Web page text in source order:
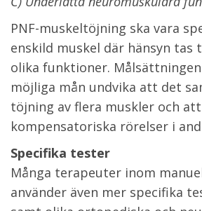
PNF-muskeltöjning ska vara
enskild muskel där hänsyn tas
olika funktioner.
möjliga mån undvika att det
töjning av flera muskler och
kompensatoriska rörelser i
Specifika tester
Många terapeuter inom
använder även mer specifika